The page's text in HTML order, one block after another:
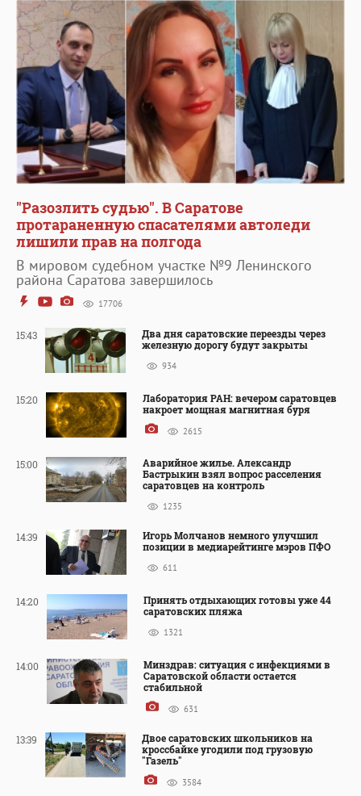
"Разозлить судью". В Саратове
протараненную спасателями автоледи
лишили прав на полгода
В мировом судебном участке №9 Ленинского
района Саратова завершилось
17706
15:43
Два дня саратовские переезды через
железную дорогу будут закрыты
934
15:20
Лаборатория РАН: вечером саратовцев
накроет мощная магнитная буря
2615
15:00
Аварийное жилье. Александр
Бастрыкин взял вопрос расселения
саратовцев на контроль
1235
14:39
Игорь Молчанов немного улучшил
позиции в медиарейтинге мэров ПФО
611
14:20
Принять отдыхающих готовы уже 44
саратовских пляжа
1321
14:00
Минздрав: ситуация с инфекциями в
Саратовской области остается
стабильной
631
13:39
Двое саратовских школьников на
кроссбайке угодили под грузовую
"Газель"
3584